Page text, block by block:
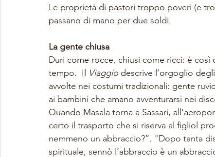
Le proprietà di pastori troppo poveri (e
passano di mano per due soldi.
La gente chiusa
Duri come rocce, chiusi come ricci: è così
tempo.  Il
Viaggio descrive l’orgoglio
avvolte nei costumi tradizionali: gente
ai bambini che amano avventurarsi nei
Quando Masala torna a Sassari,
certo il trasporto che si riserva al figliol
nemmeno un abbraccio?”. "Dopo tanta
spirituale, sennò l’abbraccio è un